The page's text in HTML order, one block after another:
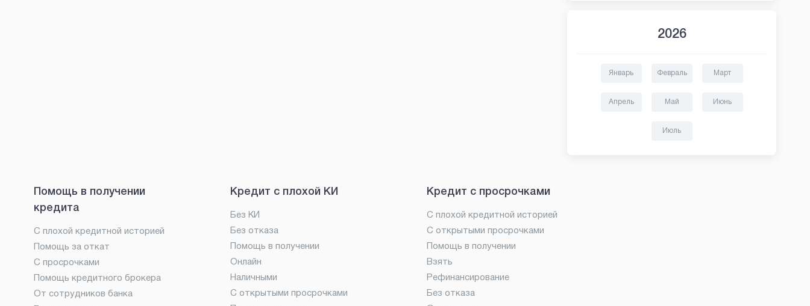
2026
Январь Февраль Март
Апрель Май Июнь
Июль
Помощь в получении
кредита
С плохой кредитной историей
Помощь за откат
С просрочками
Помощь кредитного брокера
От сотрудников банка
Кредит с плохой КИ
Без КИ
Без отказа
Помощь в получении
Онлайн
Наличными
С открытыми просрочками
Кредит с просрочками
С плохой кредитной историей
С открытыми просрочками
Помощь в получении
Взять
Рефинансирование
Без отказа